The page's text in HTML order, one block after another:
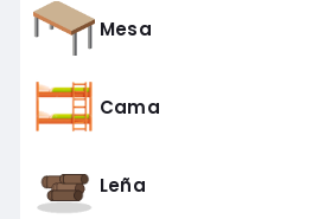
Mesa
Cama
Leña